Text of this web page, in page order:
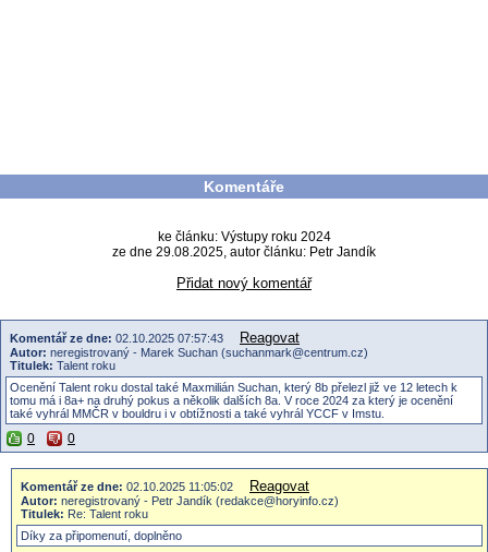
Komentáře
ke článku: Výstupy roku 2024
ze dne 29.08.2025, autor článku: Petr Jandík
Přidat nový komentář
Komentář ze dne: 02.10.2025 07:57:43 Reagovat
Autor: neregistrovaný - Marek Suchan (suchanmark@centrum.cz)
Titulek: Talent roku
Ocenění Talent roku dostal také Maxmilián Suchan, který 8b přelezl již ve 12 letech k
tomu má i 8a+ na druhý pokus a několik dalších 8a. V roce 2024 za který je ocenění
také vyhrál MMČR v bouldru i v obtížnosti a také vyhrál YCCF v Imstu.
0 0
Komentář ze dne: 02.10.2025 11:05:02 Reagovat
Autor: neregistrovaný - Petr Jandík (redakce@horyinfo.cz)
Titulek: Re: Talent roku
Díky za připomenutí, doplněno